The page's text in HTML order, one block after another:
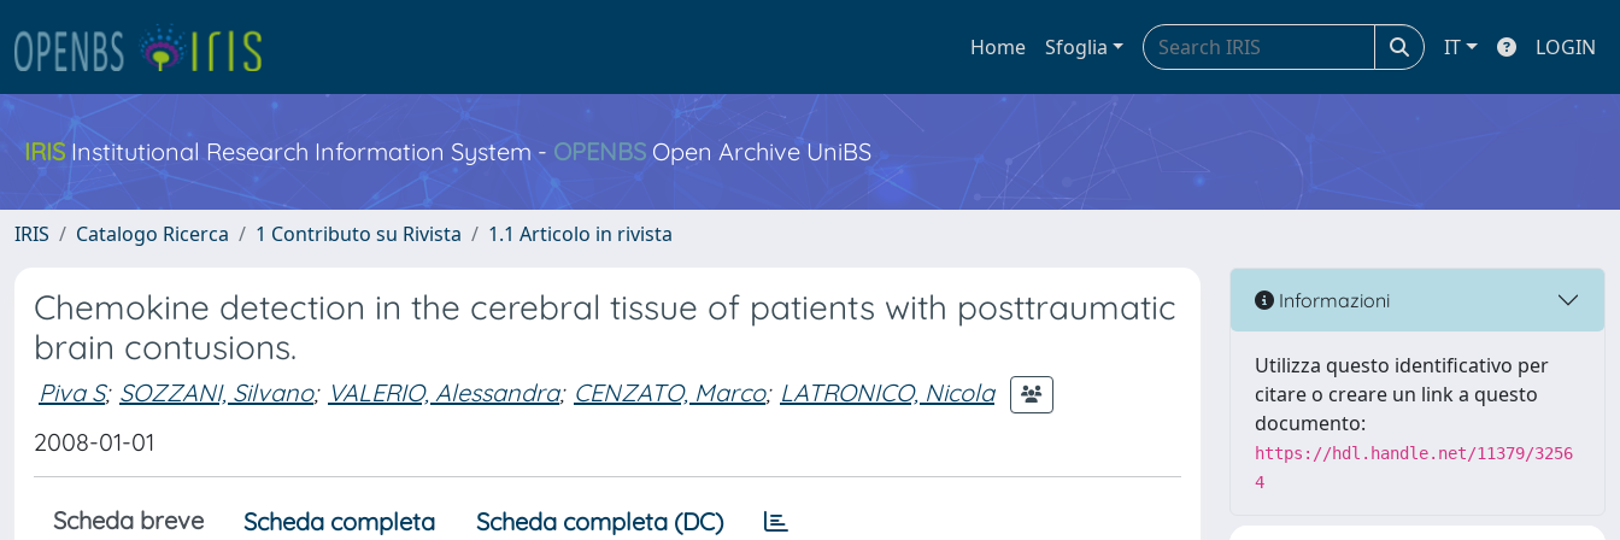
Home Sfoglia IT LOGIN
IRIS Institutional Research Information System - OPENBS Open Archive UniBS
IRIS Catalogo Ricerca 1 Contributo su Rivista 1.1 Articolo in rivista
Chemokine detection in the cerebral tissue of patients with posttraumatic
brain contusions.
Piva S; SOZZANI, Silvano; VALERIO, Alessandra; CENZATO, Marco; LATRONICO, Nicola
2008-01-01
Scheda breve Scheda completa Scheda completa (DC)
Informazioni
Utilizza questo identificativo per
citare o creare un link a questo
documento:
https://hdl.handle.net/11379/3256
4